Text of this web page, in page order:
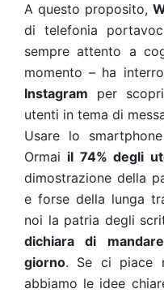
A questo proposito,
di telefonia
sempre attento a
momento – ha
Instagram per
utenti in tema di
Usare lo
Ormai il 74% degli
dimostrazione della
e forse della lunga
noi la patria degli
dichiara di
giorno. Se ci piace
abbiamo le idee